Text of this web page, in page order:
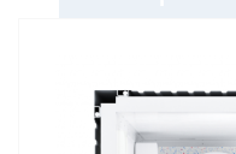
Longitud: